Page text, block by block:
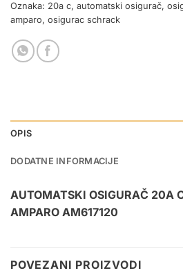
Oznaka: 20a c, automatski osigurač,
amparo, osigurac schrack
OPIS
DODATNE INFORMACIJE
AUTOMATSKI OSIGURAČ 20A
AMPARO AM617120
POVEZANI PROIZVODI